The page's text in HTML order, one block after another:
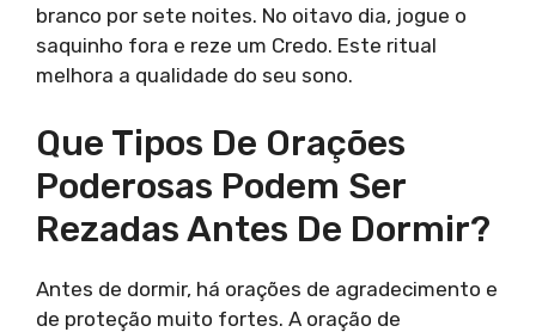
branco por sete noites. No oitavo dia, jogue o
saquinho fora e reze um Credo. Este ritual
melhora a qualidade do seu sono.
Que Tipos De Orações
Poderosas Podem Ser
Rezadas Antes De Dormir?
Antes de dormir, há orações de agradecimento e
de proteção muito fortes. A oração de